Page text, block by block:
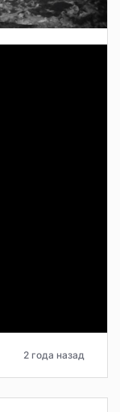
2 года назад